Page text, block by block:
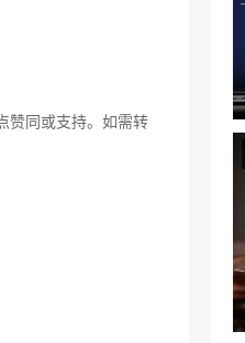
赞同或支持。如需转